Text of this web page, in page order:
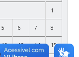
1
5 6 7 8
12 13 14 15